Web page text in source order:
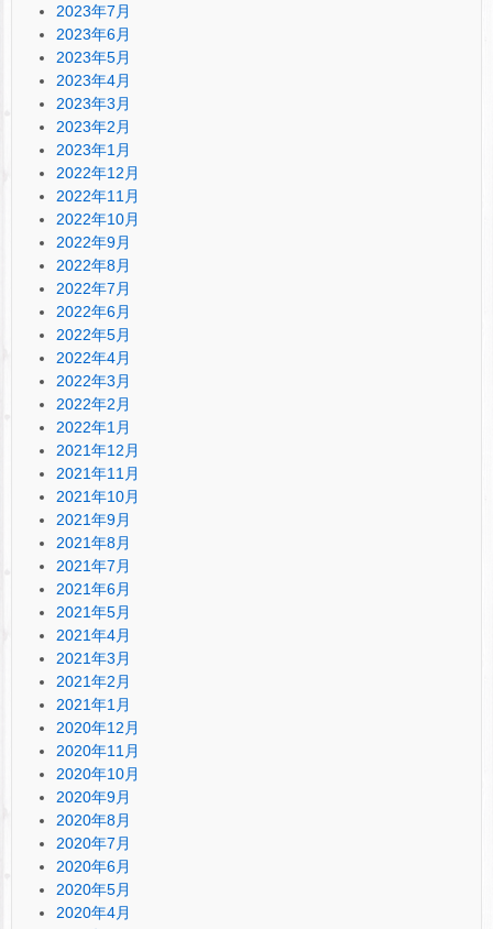
2023年7月
2023年6月
2023年5月
2023年4月
2023年3月
2023年2月
2023年1月
2022年12月
2022年11月
2022年10月
2022年9月
2022年8月
2022年7月
2022年6月
2022年5月
2022年4月
2022年3月
2022年2月
2022年1月
2021年12月
2021年11月
2021年10月
2021年9月
2021年8月
2021年7月
2021年6月
2021年5月
2021年4月
2021年3月
2021年2月
2021年1月
2020年12月
2020年11月
2020年10月
2020年9月
2020年8月
2020年7月
2020年6月
2020年5月
2020年4月